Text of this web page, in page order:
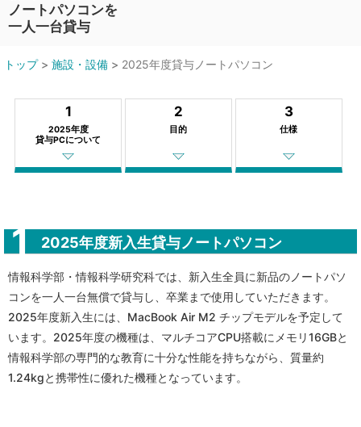
ノートパソコンを
一人一台貸与
トップ> 施設・設備 > 2025年度貸与ノートパソコン
1
2025年度
貸与PCについて
2
目的
3
仕様
2025年度新入生貸与ノートパソコン
情報科学部・情報科学研究科では、新入生全員に新品のノートパソ
コンを一人一台無償で貸与し、卒業まで使用していただきます。
2025年度新入生には、MacBook Air M2 チップモデルを予定して
います。2025年度の機種は、マルチコアCPU搭載にメモリ16GBと
情報科学部の専門的な教育に十分な性能を持ちながら、質量約
1.24kgと携帯性に優れた機種となっています。